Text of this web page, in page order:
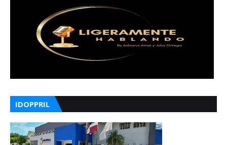
IDOPPRIL